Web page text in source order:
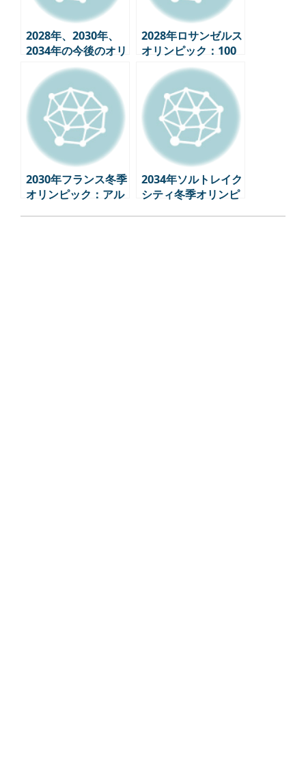
2028年、2030年、
2034年の今後のオリ
ンピックスケジュー
2028年ロサンゼルス
オリンピック：100
年の歴史、未来に向
けた挑戦
2030年フランス冬季
オリンピック：アル
2034年ソルトレイク
シティ冬季オリンピ